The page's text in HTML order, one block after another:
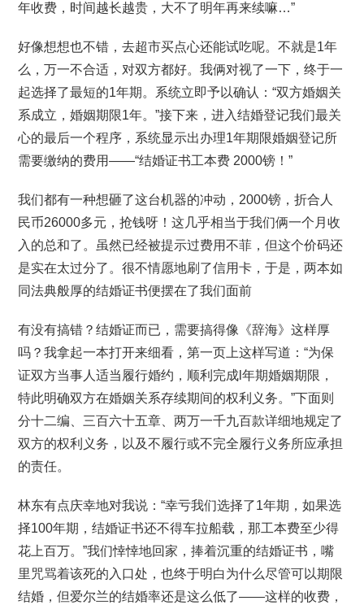
年收费，时间越长越贵，大不了明年再来续嘛…”
好像想想也不错，去超市买点心还能试吃呢。不就是1年
么，万一不合适，对双方都好。我俩对视了一下，终于一
起选择了最短的1年期。系统立即予以确认：“双方婚姻关
系成立，婚姻期限1年。”接下来，进入结婚登记我们最关
心的最后一个程序，系统显示出办理1年期限婚姻登记所
需要缴纳的费用——“结婚证书工本费 2000镑！”
我们都有一种想砸了这台机器的冲动，2000镑，折合人
民币26000多元，抢钱呀！这几乎相当于我们俩一个月收
入的总和了。虽然已经被提示过费用不菲，但这个价码还
是实在太过分了。很不情愿地刷了信用卡，于是，两本如
同法典般厚的结婚证书便摆在了我们面前
有没有搞错？结婚证而已，需要搞得像《辞海》这样厚
吗？我拿起一本打开来细看，第一页上这样写道：“为保
证双方当事人适当履行婚约，顺利完成l年期婚姻期限，
特此明确双方在婚姻关系存续期间的权利义务。”下面则
分十二编、三百六十五章、两万一千九百款详细地规定了
双方的权利义务，以及不履行或不完全履行义务所应承担
的责任。
林东有点庆幸地对我说：“幸亏我们选择了1年期，如果选
择100年期，结婚证书还不得车拉船载，那工本费至少得
花上百万。”我们悻悻地回家，捧着沉重的结婚证书，嘴
里咒骂着该死的入口处，也终于明白为什么尽管可以期限
结婚，但爱尔兰的结婚率还是这么低了——这样的收费，